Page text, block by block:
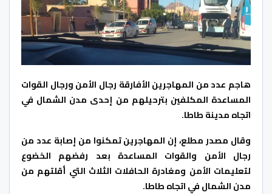
هاجم عدد من المهاجرين الأفارقة رجال الأمن ورجال القوات
المساعدة المكلفين بترحيلهم من إحدى مدن الشمال في
اتجاه مدينة طاطا.
وقال مصدر مطلع، إن المهاجرين تمكنوا من إصابة عدد من
رجال الأمن والقوات المساعدة بعد رفضهم الخضوع
لتعليمات الأمن ومغادرة الحافلات الثلاث التي أقلتهم من
مدن الشمال في اتجاه طاطا.